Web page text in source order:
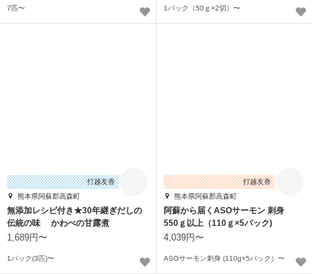
7匹〜 1パック（50ｇ×2切）〜
打越友香
熊本県阿蘇郡高森町
無添加レシピ付き★30年継ぎだしの
伝統の味 かわべの甘露煮
1,689円〜
1パック(3匹)〜
打越友香
熊本県阿蘇郡高森町
阿蘇から届くASOサーモン 刺身
550ｇ以上（110ｇ×5パック)
4,039円〜
ASOサーモン刺身 (110g×5パック）〜